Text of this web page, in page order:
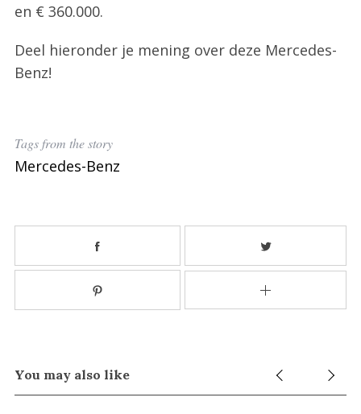
en € 360.000.
Deel hieronder je mening over deze Mercedes-
Benz!
Tags from the story
Mercedes-Benz
You may also like
S
e